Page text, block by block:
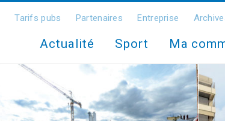
Tarifs pubs Partenaires Entreprise
Actualité Sport Ma